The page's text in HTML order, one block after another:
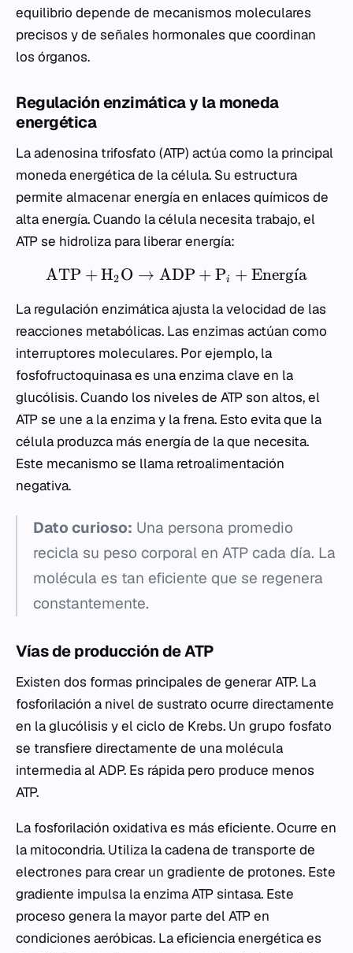
equilibrio depende de mecanismos moleculares
precisos y de señales hormonales que coordinan
los órganos.
Regulación enzimática y la moneda
energética
La adenosina trifosfato (ATP) actúa como la principal
moneda energética de la célula. Su estructura
permite almacenar energía en enlaces químicos de
alta energía. Cuando la célula necesita trabajo, el
ATP se hidroliza para liberar energía:
ATP + H2O → ADP + Pi + Energı
ˊa
La regulación enzimática ajusta la velocidad de las
reacciones metabólicas. Las enzimas actúan como
interruptores moleculares. Por ejemplo, la
fosfofructoquinasa es una enzima clave en la
glucólisis. Cuando los niveles de ATP son altos, el
ATP se une a la enzima y la frena. Esto evita que la
célula produzca más energía de la que necesita.
Este mecanismo se llama retroalimentación
negativa.
Dato curioso: Una persona promedio
recicla su peso corporal en ATP cada día. La
molécula es tan eficiente que se regenera
constantemente.
Vías de producción de ATP
Existen dos formas principales de generar ATP. La
fosforilación a nivel de sustrato ocurre directamente
en la glucólisis y el ciclo de Krebs. Un grupo fosfato
se transfiere directamente de una molécula
intermedia al ADP. Es rápida pero produce menos
ATP.
La fosforilación oxidativa es más eficiente. Ocurre en
la mitocondria. Utiliza la cadena de transporte de
electrones para crear un gradiente de protones. Este
gradiente impulsa la enzima ATP sintasa. Este
proceso genera la mayor parte del ATP en
condiciones aeróbicas. La eficiencia energética es